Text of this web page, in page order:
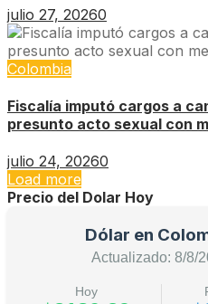
julio 27, 20260
Colombia
Fiscalía imputó cargos a
presunto acto sexual con
julio 24, 20260
Load more
Precio del Dolar Hoy
Dólar en
Actualizado: 8/8/
Hoy